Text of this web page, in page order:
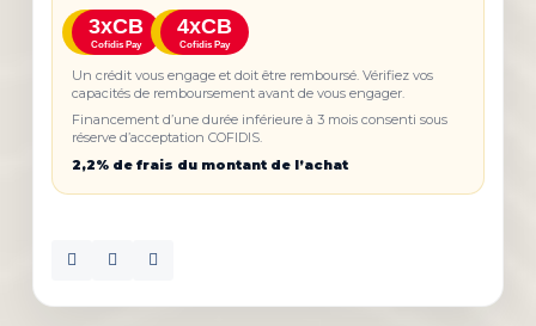
3xCB
Cofidis Pay
4xCB
Cofidis Pay
Un crédit vous engage et doit être remboursé. Vérifiez vos
capacités de remboursement avant de vous engager.
Financement d’une durée inférieure à 3 mois consenti sous
réserve d’acceptation COFIDIS.
2,2% de frais du montant de l’achat